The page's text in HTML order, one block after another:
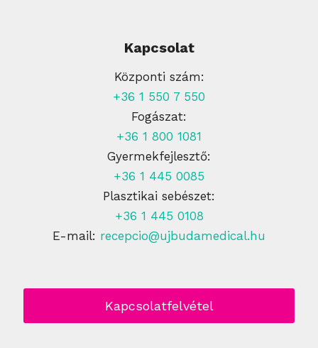
Kapcsolat
Központi szám:
+36 1 550 7 550
Fogászat:
+36 1 800 1081
Gyermekfejlesztő:
+36 1 445 0085
Plasztikai sebészet:
+36 1 445 0108
E-mail: recepcio@ujbudamedical.hu
Kapcsolatfelvétel